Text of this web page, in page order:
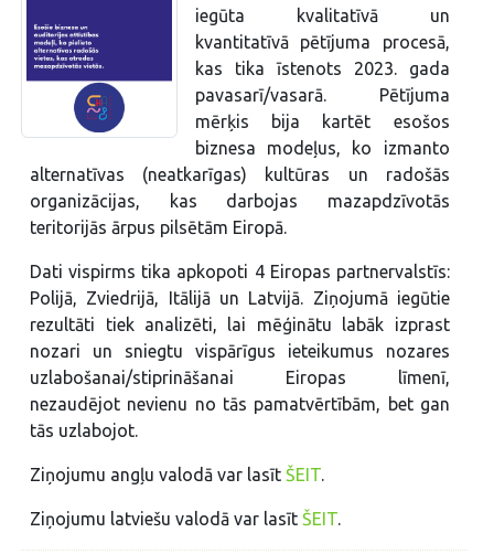
iegūta kvalitatīvā un
kvantitatīvā pētījuma procesā,
kas tika īstenots 2023. gada
pavasarī/vasarā. Pētījuma
mērķis bija kartēt esošos
biznesa modeļus, ko izmanto
alternatīvas (neatkarīgas) kultūras un radošās
organizācijas, kas darbojas mazapdzīvotās
teritorijās ārpus pilsētām Eiropā.
Dati vispirms tika apkopoti 4 Eiropas partnervalstīs:
Polijā, Zviedrijā, Itālijā un Latvijā. Ziņojumā iegūtie
rezultāti tiek analizēti, lai mēģinātu labāk izprast
nozari un sniegtu vispārīgus ieteikumus nozares
uzlabošanai/stiprināšanai Eiropas līmenī,
nezaudējot nevienu no tās pamatvērtībām, bet gan
tās uzlabojot.
Ziņojumu angļu valodā var lasītŠEIT.
Ziņojumu latviešu valodā var lasītŠEIT.